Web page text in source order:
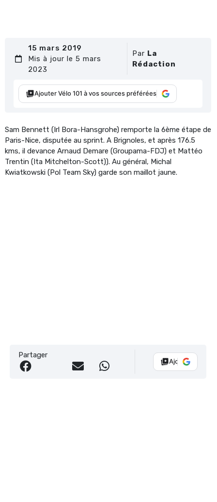
15 mars 2019
Mis à jour le 5 mars
2023
Par La
Rédaction
Ajouter Vélo 101 à vos sources préférées
Sam Bennett (Irl Bora-Hansgrohe) remporte la 6ème étape de
Paris-Nice, disputée au sprint. A Brignoles, et après 176.5
kms, il devance Arnaud Demare (Groupama-FDJ) et Mattéo
Trentin (Ita Mitchelton-Scott)). Au général, Michal
Kwiatkowski (Pol Team Sky) garde son maillot jaune.
Partager
Ajouter Vélo